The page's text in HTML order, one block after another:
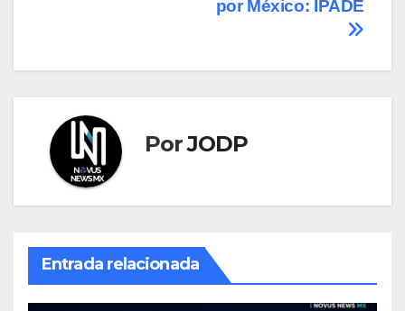
por México: IPADE
PorJODP
Entrada relacionada